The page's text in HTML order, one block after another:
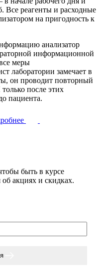
Все реагенты и расходные
на пригодность к
анализатор
информационной
меры
лаборатории замечает в
он проводит повторный
после этих
пациента.
быть в курсе
акциях и скидках.